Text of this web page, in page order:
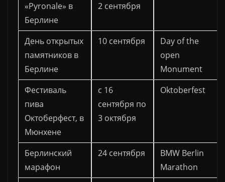
«Pyronale» в
Берлине
2 сентября
День открытых
памятников в
Берлине
10 сентября
Day of the
open
Monument
Фестиваль
пива
Октоберфест, в
Мюнхене
с 16
сентября по
3 октября
Oktoberfest
Берлинский
марафон
24 сентября
BMW Berlin
Marathon